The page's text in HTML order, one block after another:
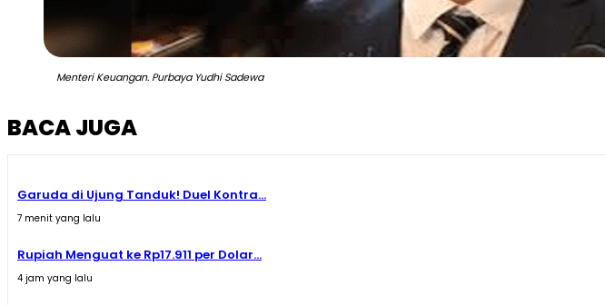
Menteri Keuangan. Purbaya Yudhi Sadewa
BACA JUGA
Garuda di Ujung Tanduk! Duel Kontra...
7 menit yang lalu
Rupiah Menguat ke Rp17.911 per Dolar...
4 jam yang lalu